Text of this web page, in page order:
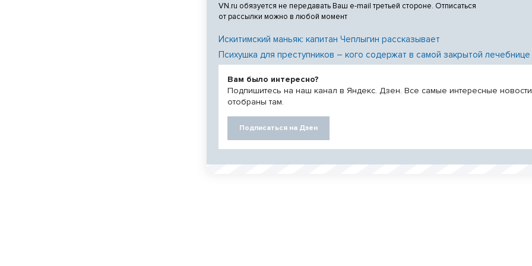
VN.ru обязуется не передавать Ваш e-mail третьей стороне. Отписаться
от рассылки можно в любой момент
Искитимский маньяк: капитан Чеплыгин рассказывает
Психушка для преступников – кого содержат в самой закрытой
Вам было интересно?
Подпишитесь на наш канал в Яндекс. Дзен. Все самые интересные новости
отобраны там.
Подписаться на Дзен